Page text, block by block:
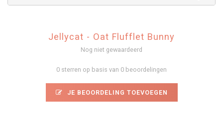
Jellycat - Oat Flufflet Bunny
Nog niet gewaardeerd
0 sterren op basis van 0 beoordelingen
JE BEOORDELING TOEVOEGEN